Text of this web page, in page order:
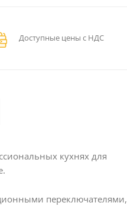
Доступные цены с НДС
кухнях для
переключателями,